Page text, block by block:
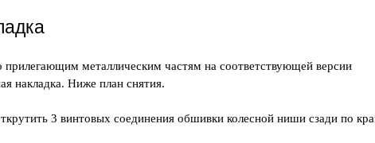
металлическим частям на соответствующей версии
накладка. Ниже план снятия.
3 винтовых соединения обшивки колесной ниши сзади по